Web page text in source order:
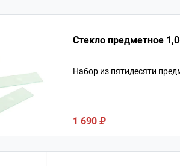
Стекло предметное
Набор из пятидесяти
1 690 ₽